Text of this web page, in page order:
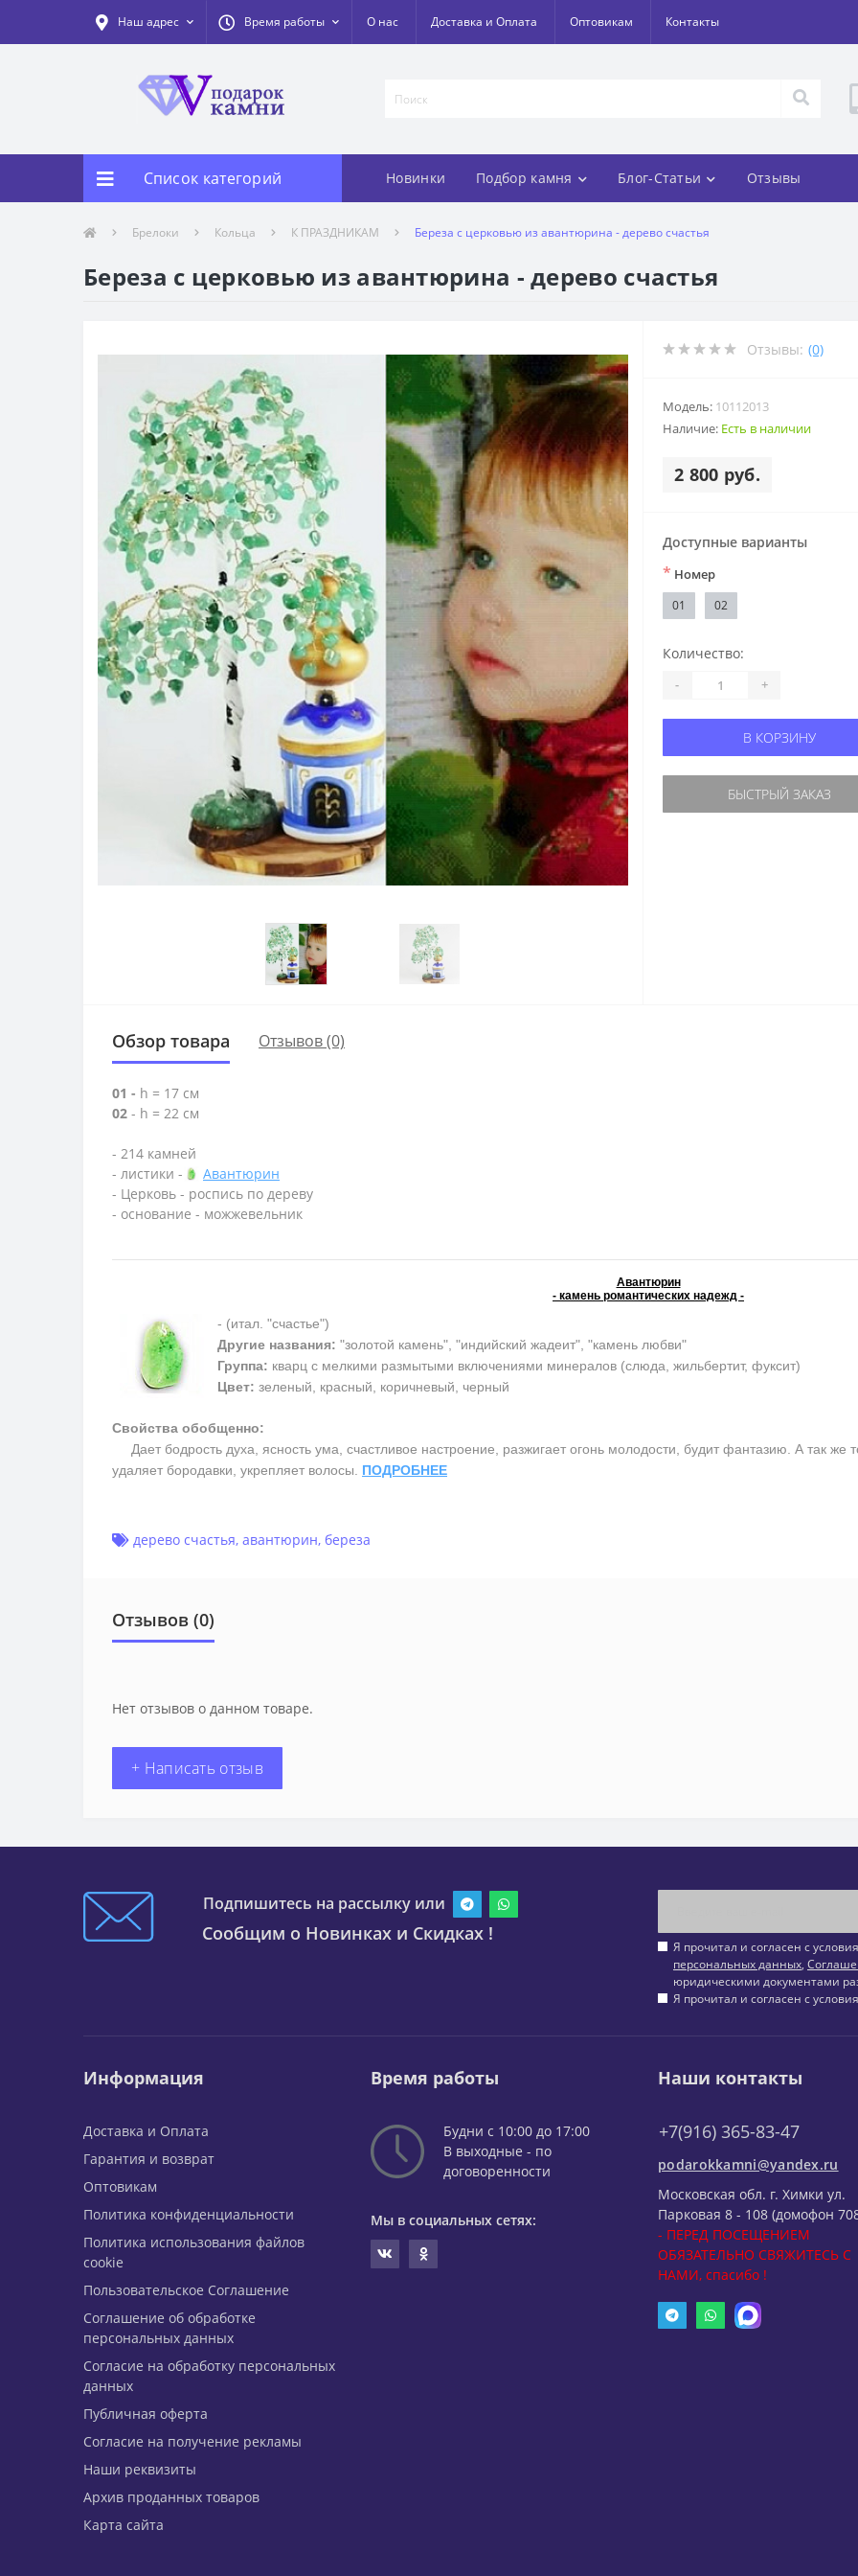
Наш адрес Время работы О нас Доставка и Оплата Оптовикам Контакты
Список категорий Новинки Подбор камня Блог-Статьи Отзывы
Брелоки Кольца К ПРАЗДНИКАМ Береза с церковью из авантюрина - дерево счастья
Береза с церковью из авантюрина - дерево счастья
Отзывы: (0)
Модель: 10112013
Наличие: Есть в наличии
2 800 руб.
Доступные варианты
* Номер
01 02
Количество:
- +
В КОРЗИНУ
БЫСТРЫЙ ЗАКАЗ
Обзор товара Отзывов (0)
01 - h = 17 см
02 - h = 22 см
- 214 камней
- листики -
Авантюрин
- Церковь - роспись по дереву
- основание - можжевельник
Авантюрин
- камень романтических надежд -
- (итал. "счастье")
Другие названия: "золотой камень", "индийский жадеит", "камень любви"
Группа: кварц с мелкими размытыми включениями минералов (слюда, жильбертит, фуксит)
Цвет: зеленый, красный, коричневый, черный
Свойства обобщенно:
Дает бодрость духа, ясность ума, счастливое настроение, разжигает огонь молодости, будит фантазию. А так же
удаляет бородавки, укрепляет волосы. ПОДРОБНЕЕ
дерево счастья, авантюрин, береза
Отзывов (0)
Нет отзывов о данном товаре.
+ Написать отзыв
Подпишитесь на рассылку или
Сообщим о Новинках и Скидках !
Я прочитал и согласен с
персональных данных,
юридическими документами
Я прочитал и согласен с
Информация
Доставка и Оплата
Гарантия и возврат
Оптовикам
Политика конфиденциальности
Политика использования файлов
cookie
Пользовательское Соглашение
Соглашение об обработке
персональных данных
Согласие на обработку персональных
данных
Публичная оферта
Согласие на получение рекламы
Наши реквизиты
Архив проданных товаров
Карта сайта
Время работы
Будни с 10:00 до 17:00
В выходные - по
договоренности
Мы в социальных сетях:
Наши контакты
+7(916) 365-83-47
podarokkamni@yandex.ru
Московская обл. г. Химки ул.
Парковая 8 - 108 (домофон
- ПЕРЕД ПОСЕЩЕНИЕМ
ОБЯЗАТЕЛЬНО СВЯЖИТЕСЬ С
НАМИ, спасибо !